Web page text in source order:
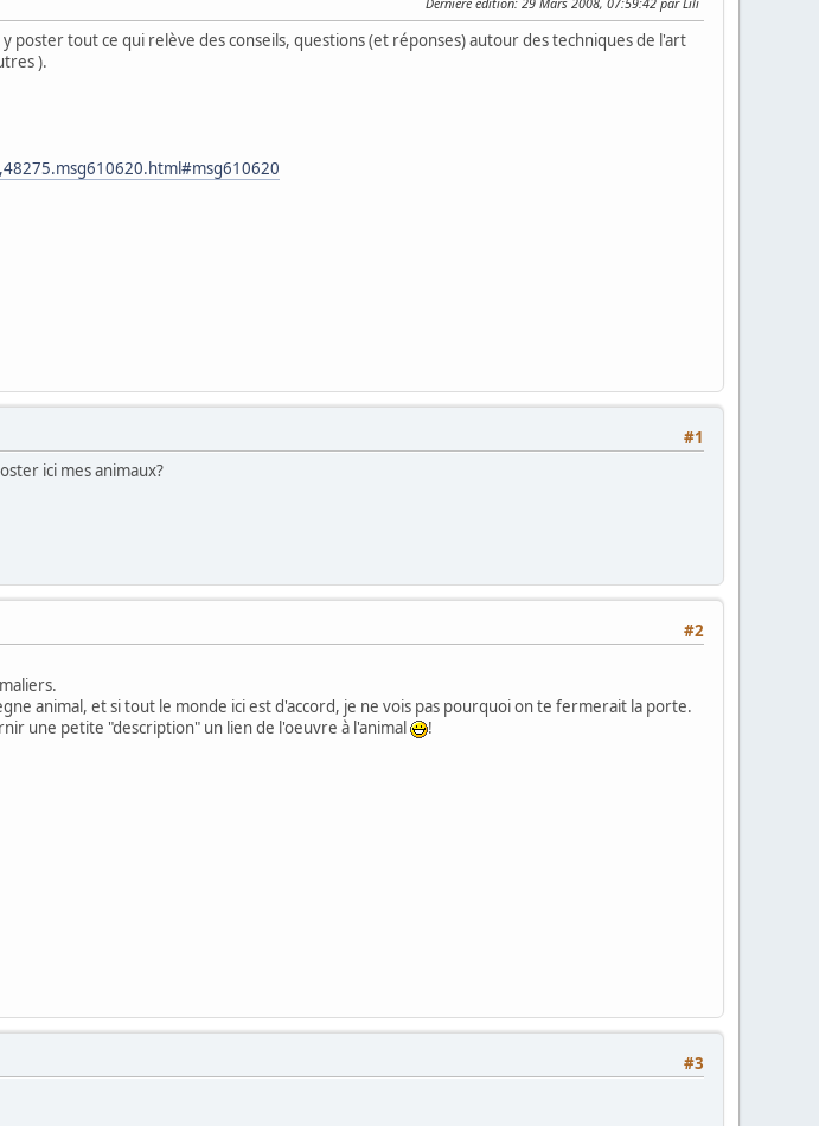
poster tout ce qui relève des conseils, questions (et réponses) autour des techniques de l'art
).
#1
ici mes animaux?
#2
animal, et si tout le monde ici est d'accord, je ne vois pas pourquoi on te fermerait la porte.
une petite "description" un lien de l'oeuvre à l'animal
!
#3